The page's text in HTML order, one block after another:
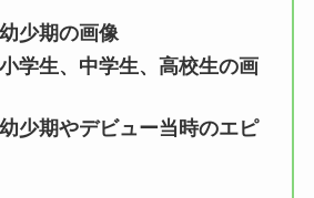
少期の画像
学生、中学生、高校生の画
少期やデビュー当時のエピ